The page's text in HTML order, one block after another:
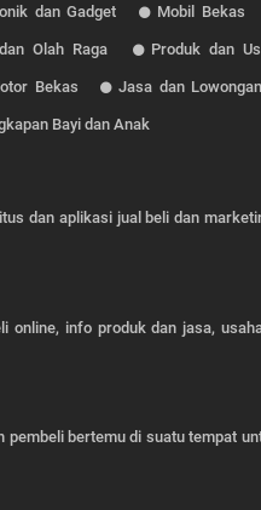
dan Gadget Mobil Bekas
Olah Raga Produk dan
Bekas Jasa dan Lowongan
Bayi dan Anak
dan aplikasi jual beli dan
online, info produk dan jasa,
pembeli bertemu di suatu tempat